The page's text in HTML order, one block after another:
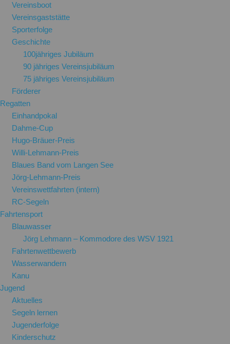
Vereinsboot
Vereinsgaststätte
Sporterfolge
Geschichte
100jähriges Jubiläum
90 jähriges Vereinsjubiläum
75 jähriges Vereinsjubiläum
Förderer
Regatten
Einhandpokal
Dahme-Cup
Hugo-Bräuer-Preis
Willi-Lehmann-Preis
Blaues Band vom Langen See
Jörg-Lehmann-Preis
Vereinswettfahrten (intern)
RC-Segeln
Fahrtensport
Blauwasser
Jörg Lehmann – Kommodore des WSV 1921
Fahrtenwettbewerb
Wasserwandern
Kanu
Jugend
Aktuelles
Segeln lernen
Jugenderfolge
Kinderschutz